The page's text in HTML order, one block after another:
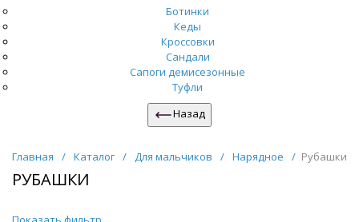
Ботинки
Кеды
Кроссовки
Сандали
Сапоги демисезонные
Туфли
Назад
Главная / Каталог / Для мальчиков / Нарядное / Рубашки
РУБАШКИ